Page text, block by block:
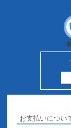
お支払いについ